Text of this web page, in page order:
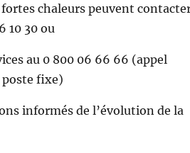
fortes chaleurs peuvent
10 30 ou
au 0 800 06 66 66 (appel
fixe)
informés de l’évolution de la